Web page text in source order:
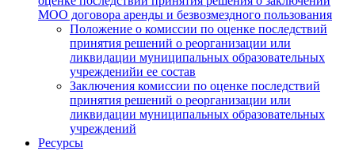
МОО договора аренды и безвозмездного пользования
Положение о комиссии по оценке последствий
принятия решений о реорганизации или
ликвидации муниципальных образовательных
учрежденийи ее состав
Заключения комиссии по оценке последствий
принятия решений о реорганизации или
ликвидации муниципальных образовательных
учреждений
Ресурсы